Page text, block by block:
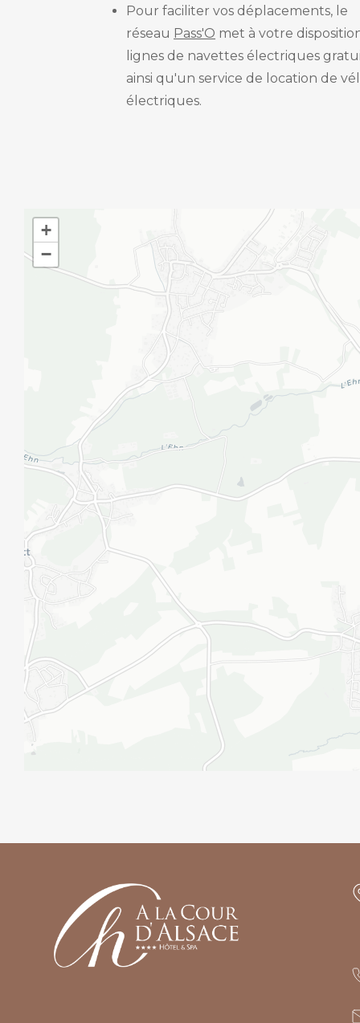
Pour faciliter vos déplacements, le
réseau Pass'O met à votre
lignes de navettes électriques
ainsi qu'un service de location de
électriques.
+
−